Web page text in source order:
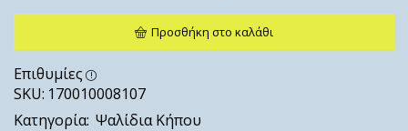
Προσθήκη στο καλάθι
Επιθυμίες
SKU: 170010008107
Κατηγορία: Ψαλίδια Κήπου